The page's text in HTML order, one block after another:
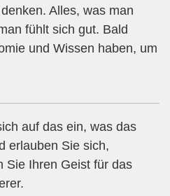
Alles, was man
fühlt sich gut. Bald
und Wissen haben, um
auf das ein, was das
erlauben Sie sich,
Sie Ihren Geist für das